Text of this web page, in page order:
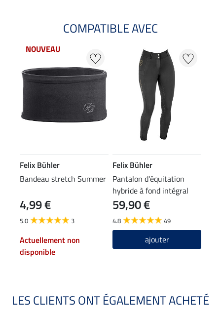
COMPATIBLE AVEC
NOUVEAU
Felix Bühler
Bandeau stretch Summer
4,99 €
5.0 3
Actuellement non
disponible
Felix Bühler
Pantalon d'équitation
hybride à fond intégral
Kathleen
59,90 €
4.8 49
ajouter
LES CLIENTS ONT ÉGALEMENT ACHETÉ